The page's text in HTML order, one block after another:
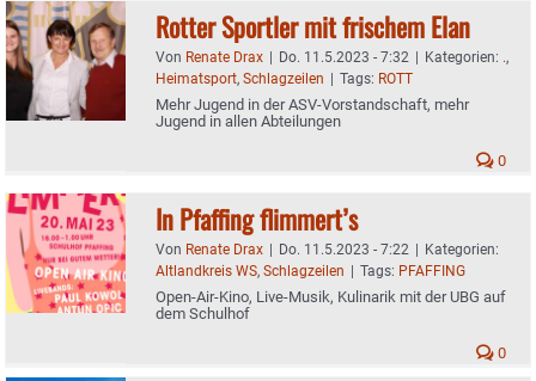
Rotter Sportler mit frischem Elan
Von Renate Drax | Do. 11.5.2023 - 7:32 | Kategorien: .,
Heimatsport, Schlagzeilen | Tags: ROTT
Mehr Jugend in der ASV-Vorstandschaft, mehr
Jugend in allen Abteilungen
0
In Pfaffing flimmert’s
Von Renate Drax | Do. 11.5.2023 - 7:22 | Kategorien:
Altlandkreis WS, Schlagzeilen | Tags: PFAFFING
Open-Air-Kino, Live-Musik, Kulinarik mit der UBG auf
dem Schulhof
0